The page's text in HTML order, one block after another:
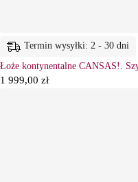
Termin wysyłki: 2 - 30 dni
Łoże kontynentalne CANSAS!.
1 999,00 zł